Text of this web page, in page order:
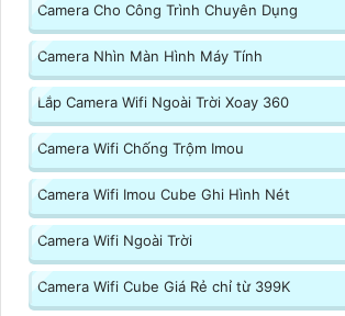
Camera Cho Công Trình Chuyên Dụng
Camera Nhìn Màn Hình Máy Tính
Lắp Camera Wifi Ngoài Trời Xoay 360
Camera Wifi Chống Trộm Imou
Camera Wifi Imou Cube Ghi Hình Nét
Camera Wifi Ngoài Trời
Camera Wifi Cube Giá Rẻ chỉ từ 399K